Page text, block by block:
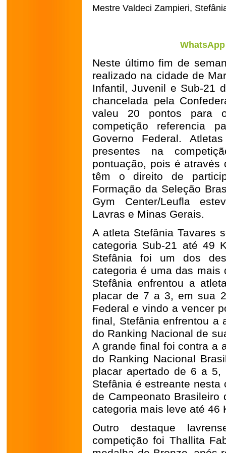
Mestre Valdeci Zampieri,
Neste último fim de
realizado na cidade de
Infantil, Juvenil e Sub-21
chancelada pela
valeu 20 pontos para
competição referencia
Governo Federal.
presentes na
pontuação, pois é
têm o direito de
Formação da Seleção
Gym Center/Leufla
Lavras e Minas Gerais.
A atleta Stefânia Tavares
categoria Sub-21 até 49
Stefânia foi um dos
categoria é uma das mais
Stefânia enfrentou a
placar de 7 a 3, em sua
Federal e vindo a vencer
final, Stefânia enfrentou a
do Ranking Nacional de
A grande final foi contra a
do Ranking Nacional
placar apertado de 6 a
Stefânia é estreante
de Campeonato Brasileiro
categoria mais leve até 46
Outro destaque
competição foi Thallita